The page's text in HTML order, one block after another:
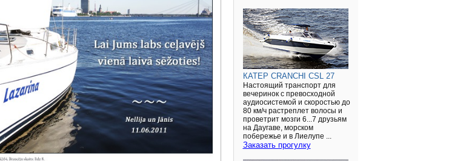
КАТЕР CRANCHI CSL 27
Настоящий транспорт для
вечеринок с превосходной
аудиосистемой и скоростью до
80 км/ч растреплет волосы и
проветрит мозги 6...7 друзьям
на Даугаве, морском
побережье и в Лиелупе ...
Заказать прогулку